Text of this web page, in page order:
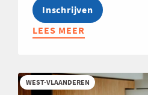
Inschrijven
LEES MEER
ABOUT
2026-
2027
WEST-VLAANDEREN